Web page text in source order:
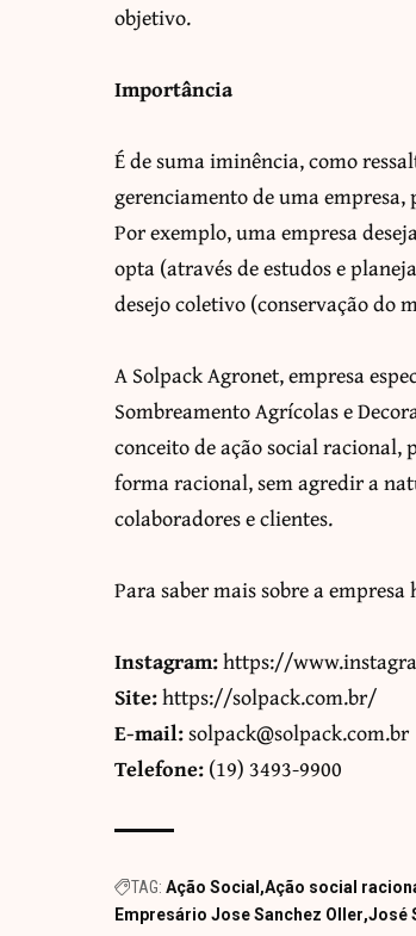
objetivo.
Importância
É de suma iminência, como
gerenciamento de uma
Por exemplo, uma empresa
opta (através de estudos e
desejo coletivo (conservação do
A Solpack Agronet, empresa
Sombreamento Agrícolas e
conceito de ação social racional,
forma racional, sem agredir a
colaboradores e clientes.
Para saber mais sobre a
Instagram:https://
Site:https://solpack.com.br/
E-mail:solpack@solpack.com.br
Telefone:(19) 3493-9900
TAG: Ação Social Ação social
Empresário Jose Sanchez Oller José